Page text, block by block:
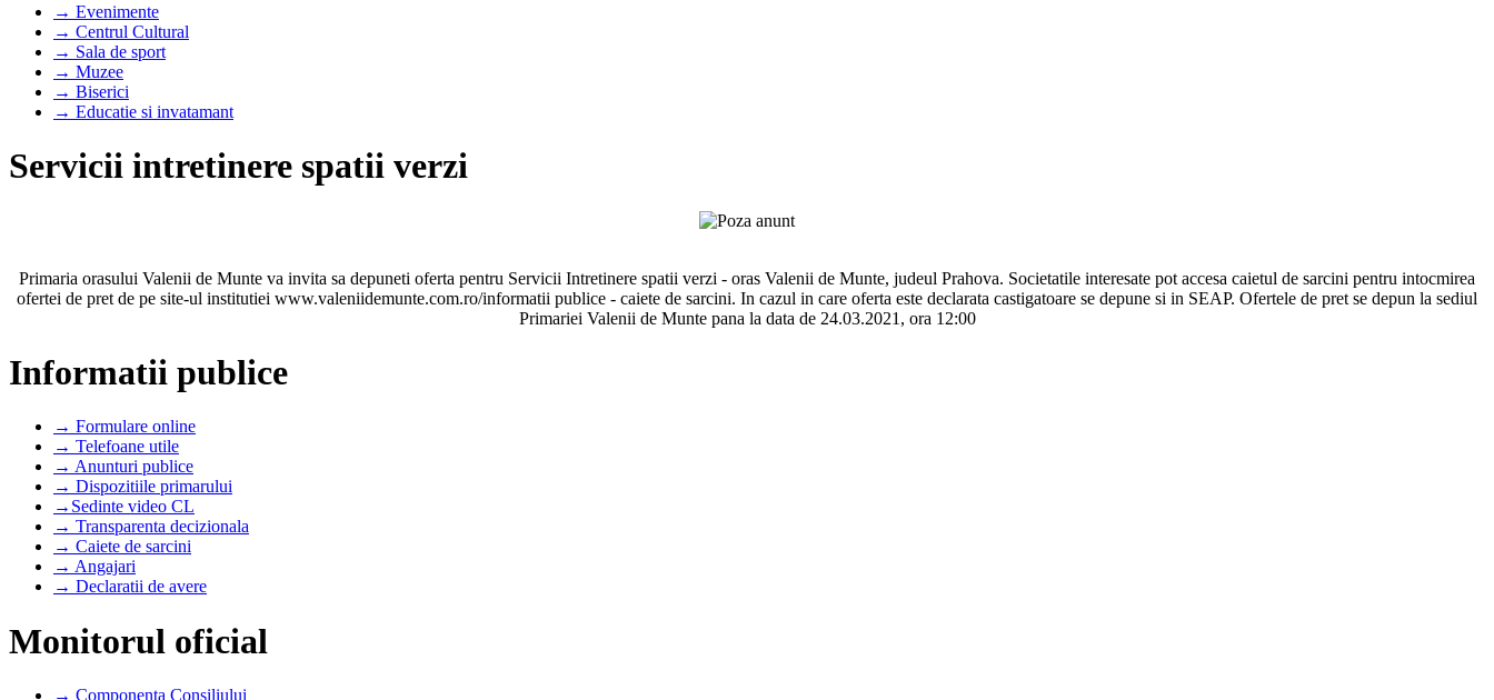
→ Evenimente
→ Centrul Cultural
→ Sala de sport
→ Muzee
→ Biserici
→ Educatie si invatamant
Servicii intretinere spatii verzi
Primaria orasului Valenii de Munte va invita sa depuneti oferta pentru Servicii Intretinere spatii verzi - oras Valenii de Munte, judeul Prahova. Societatile interesate pot accesa caietul de sarcini pentru intocmirea
ofertei de pret de pe site-ul institutiei www.valeniidemunte.com.ro/informatii publice - caiete de sarcini. In cazul in care oferta este declarata castigatoare se depune si in SEAP. Ofertele de pret se depun la sediul
Primariei Valenii de Munte pana la data de 24.03.2021, ora 12:00
Informatii publice
→ Formulare online
→ Telefoane utile
→ Anunturi publice
→ Dispozitiile primarului
→Sedinte video CL
→ Transparenta decizionala
→ Caiete de sarcini
→ Angajari
→ Declaratii de avere
Monitorul oficial
→ Componenta Consiliului